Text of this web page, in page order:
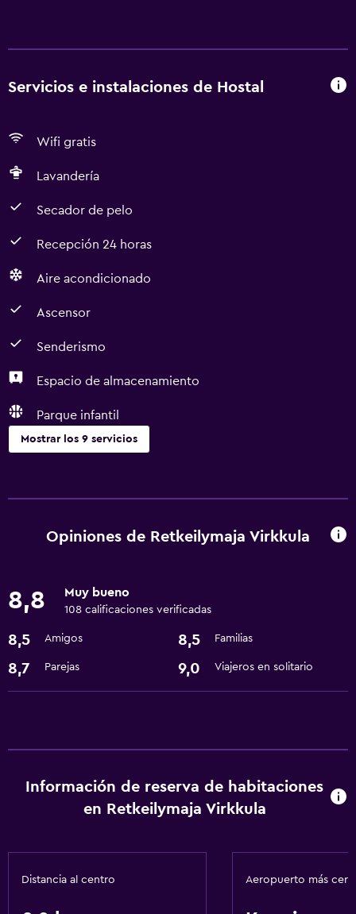
Servicios e instalaciones de Hostal
Wifi gratis
Lavandería
Secador de pelo
Recepción 24 horas
Aire acondicionado
Ascensor
Senderismo
Espacio de almacenamiento
Parque infantil
Mostrar los 9 servicios
Wifi gratis
Ascensor
Baño
Secador de pelo
Actividades
General
Espacio de almacenamiento
Opiniones de Retkeilymaja Virkkula
8,8 Muy bueno
108 calificaciones verificadas
8,5 Amigos 8,5 Familias
8,7 Parejas 9,0 Viajeros en solitario
Información de reserva de habitaciones
en Retkeilymaja Virkkula
Distancia al centro Aeropuerto más